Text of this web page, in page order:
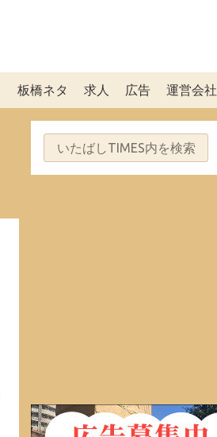
板橋ネタ 求人 広告 運営会社